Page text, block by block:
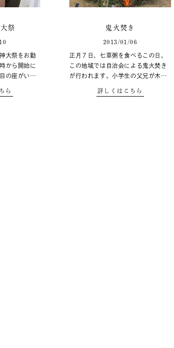
祭
大祭をお勤
から開始に
の座がい…
ら
鬼火焚き
2013/01/06
正月７日、七草粥を食べるこの日、
この地域では自治会による鬼火焚き
が行われます。小学生の父兄が木…
詳しくはこちら